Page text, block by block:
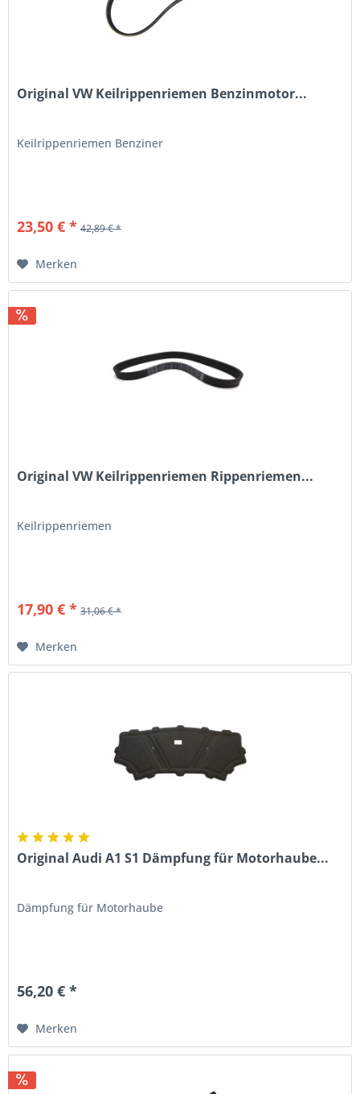
Original VW Keilrippenriemen Benzinmotor...
Keilrippenriemen Benziner
23,50 € * 42,89 € *
Merken
Original VW Keilrippenriemen Rippenriemen...
Keilrippenriemen
17,90 € * 31,06 € *
Merken
Original Audi A1 S1 Dämpfung für Motorhaube...
Dämpfung für Motorhaube
56,20 € *
Merken